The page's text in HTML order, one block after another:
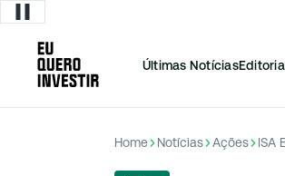
Últimas Notícias
Home Notícias Ações ISA